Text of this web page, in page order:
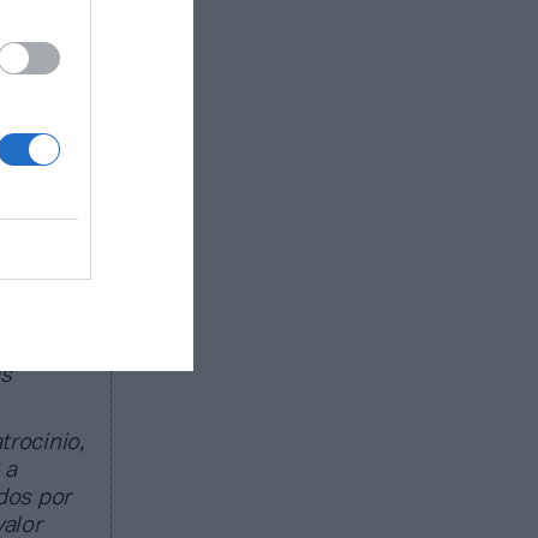
de
a
ha
de
a
por